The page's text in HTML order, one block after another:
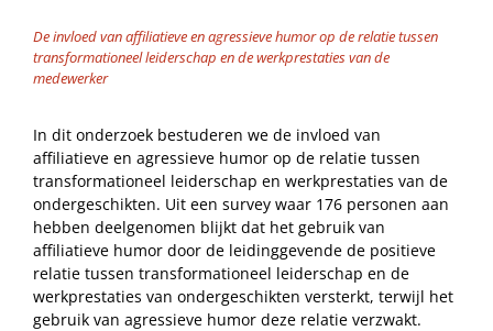
De invloed van affiliatieve en agressieve humor op de relatie tussen
transformationeel leiderschap en de werkprestaties van de
medewerker
In dit onderzoek bestuderen we de invloed van
affiliatieve en agressieve humor op de relatie tussen
transformationeel leiderschap en werkprestaties van de
ondergeschikten. Uit een survey waar 176 personen aan
hebben deelgenomen blijkt dat het gebruik van
affiliatieve humor door de leidinggevende de positieve
relatie tussen transformationeel leiderschap en de
werkprestaties van ondergeschikten versterkt, terwijl het
gebruik van agressieve humor deze relatie verzwakt.